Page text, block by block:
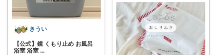
きうい
【公式】鏡 くもり止め お風呂
浴室 浴室 ...